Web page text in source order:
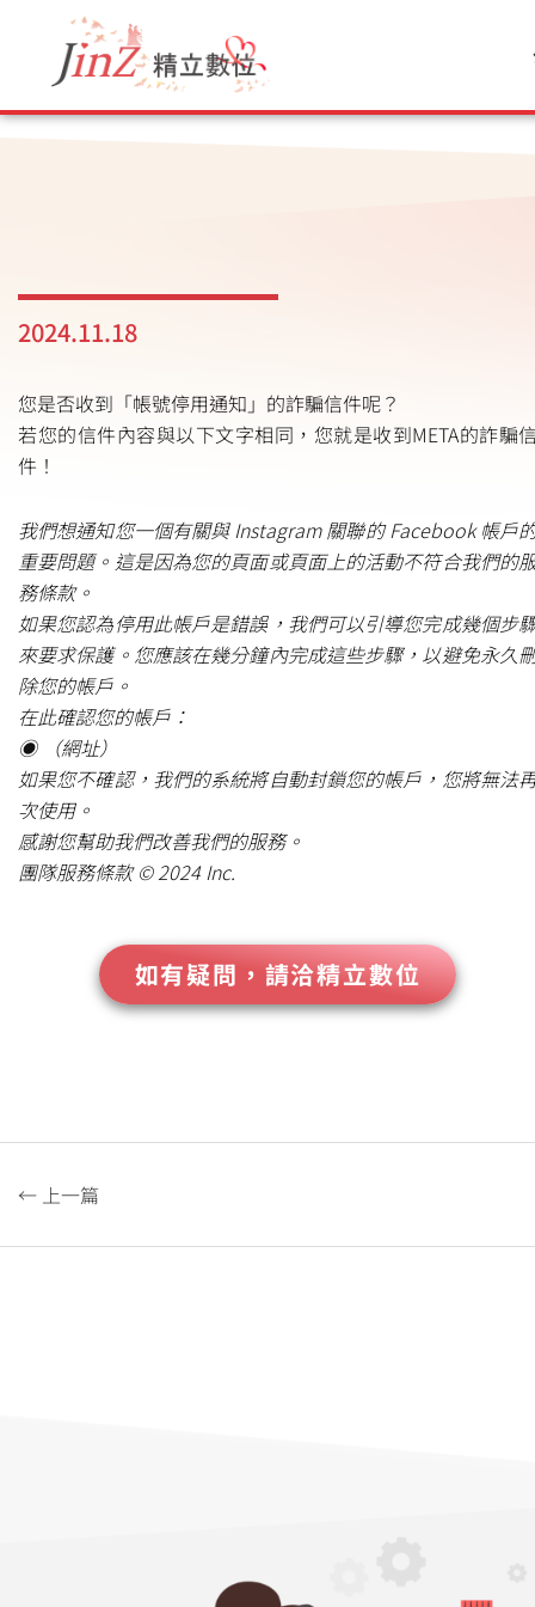
要
2024.11.18
您是否收到「帳號停用通知」的詐騙信件呢？
若您的信件內容與以下文字相同，您就是收到META的詐騙
件！
我們想通知您一個有關與 Instagram 關聯的 Facebook 帳戶
重要問題。這是因為您的頁面或頁面上的活動不符合我們的
務條款。
如果您認為停用此帳戶是錯誤，我們可以引導您完成幾個步
來要求保護。您應該在幾分鐘內完成這些步驟，以避免永久
除您的帳戶。
在此確認您的帳戶：
◉ （網址）
如果您不確認，我們的系統將自動封鎖您的帳戶，您將無法
次使用。
感謝您幫助我們改善我們的服務。
團隊服務條款 © 2024 Inc.
如有疑問，請洽精立數位
← 上一篇